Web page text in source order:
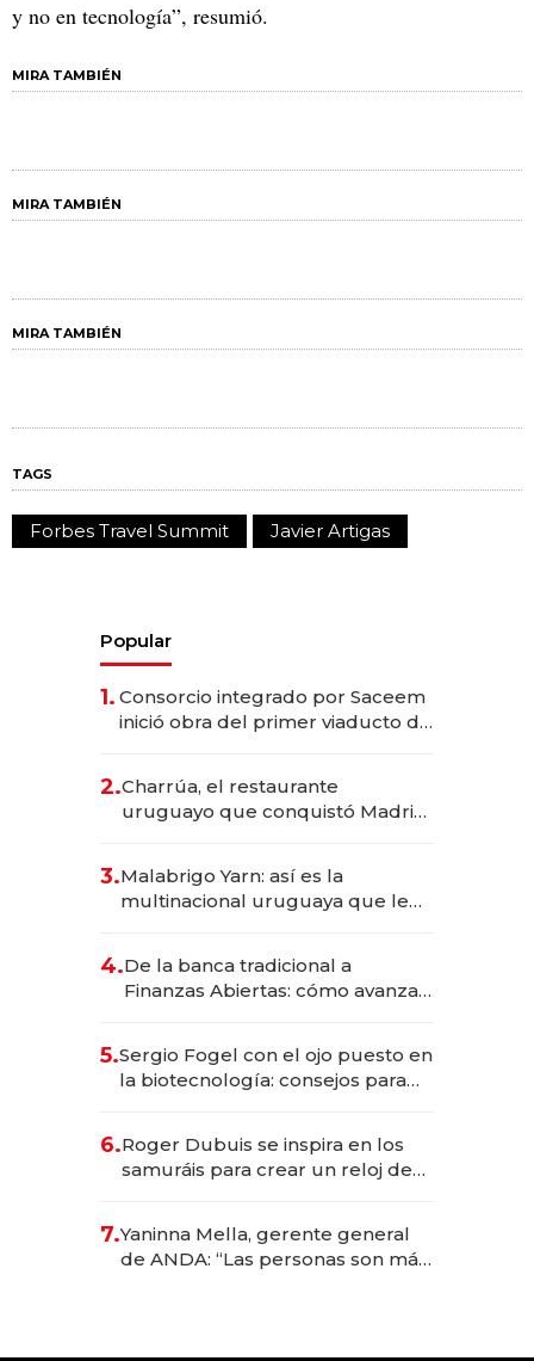
y no en tecnología”, resumió.
MIRA TAMBIÉN
MIRA TAMBIÉN
MIRA TAMBIÉN
TAGS
Forbes Travel Summit Javier Artigas
Popular
1. Consorcio integrado por Saceem
inició obra del primer viaducto de
millones
2.Charrúa, el restaurante
uruguayo que conquistó Madrid:
anticipación y prepara apertura
3.Malabrigo Yarn: así es la
multinacional uruguaya que le
4.De la banca tradicional a
Finanzas Abiertas: cómo avanza
5.Sergio Fogel con el ojo puesto en
la biotecnología: consejos para
6.Roger Dubuis se inspira en los
samuráis para crear un reloj de
7.Yaninna Mella, gerente general
de ANDA: “Las personas son más